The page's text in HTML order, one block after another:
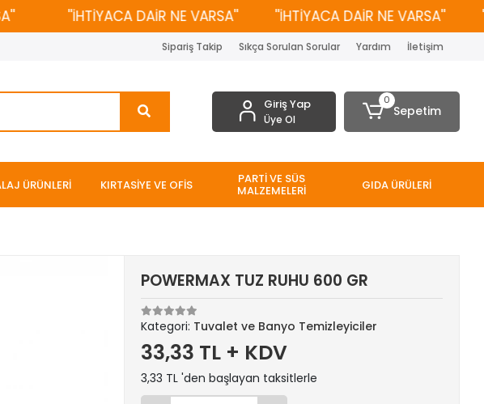
''İHTİYACA DAİR NE VARSA'' ''İHTİYACA DAİR NE VARSA''
Sipariş Takip Sıkça Sorulan Sorular Yardım İletişim
Giriş Yap
Üye Ol
0
Sepetim
ÜRÜNLERİ KIRTASİYE VE OFİS PARTİ VE SÜS
MALZEMELERİ GIDA ÜRÜLERİ
POWERMAX TUZ RUHU 600 GR
Kategori: Tuvalet ve Banyo Temizleyiciler
33,33 TL + KDV
3,33 TL 'den başlayan taksitlerle